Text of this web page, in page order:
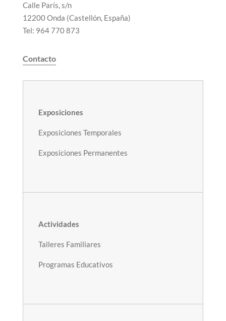
Calle París, s/n
12200 Onda (Castellón, España)
Tel: 964 770 873
Contacto
Exposiciones
Exposiciones Temporales
Exposiciones Permanentes
Actividades
Talleres Familiares
Programas Educativos